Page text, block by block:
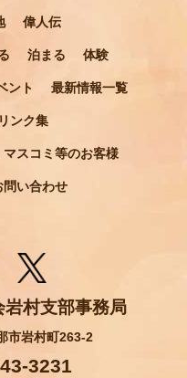
偉人伝
泊まる 体験
ント 最新情報一覧
リンク集
スコミ等のお客様
問い合わせ
岩村支部事務局
市岩村町263-2
3231